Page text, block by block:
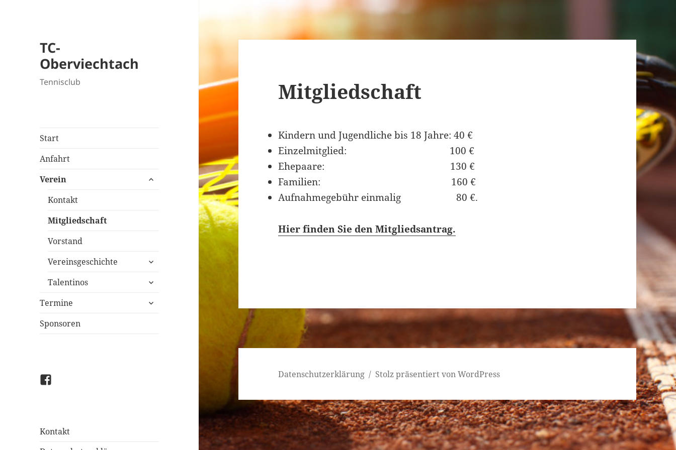
TC-
Oberviechtach
Tennisclub
Start
Anfahrt
Verein
untermenü
Kontakt
Mitgliedschaft
Vorstand
Vereinsgeschichte
untermenü
Talentinos
untermenü
Termine
untermenü
Sponsoren
Facebook
Kontakt
Mitgliedschaft
Kindern und Jugendliche bis 18 Jahre: 40 €
Einzelmitglied: 100 €
Ehepaare: 130 €
Familien: 160 €
Aufnahmegebühr einmalig 80 €.
Hier finden Sie den Mitgliedsantrag.
Datenschutzerklärung Stolz präsentiert von WordPress